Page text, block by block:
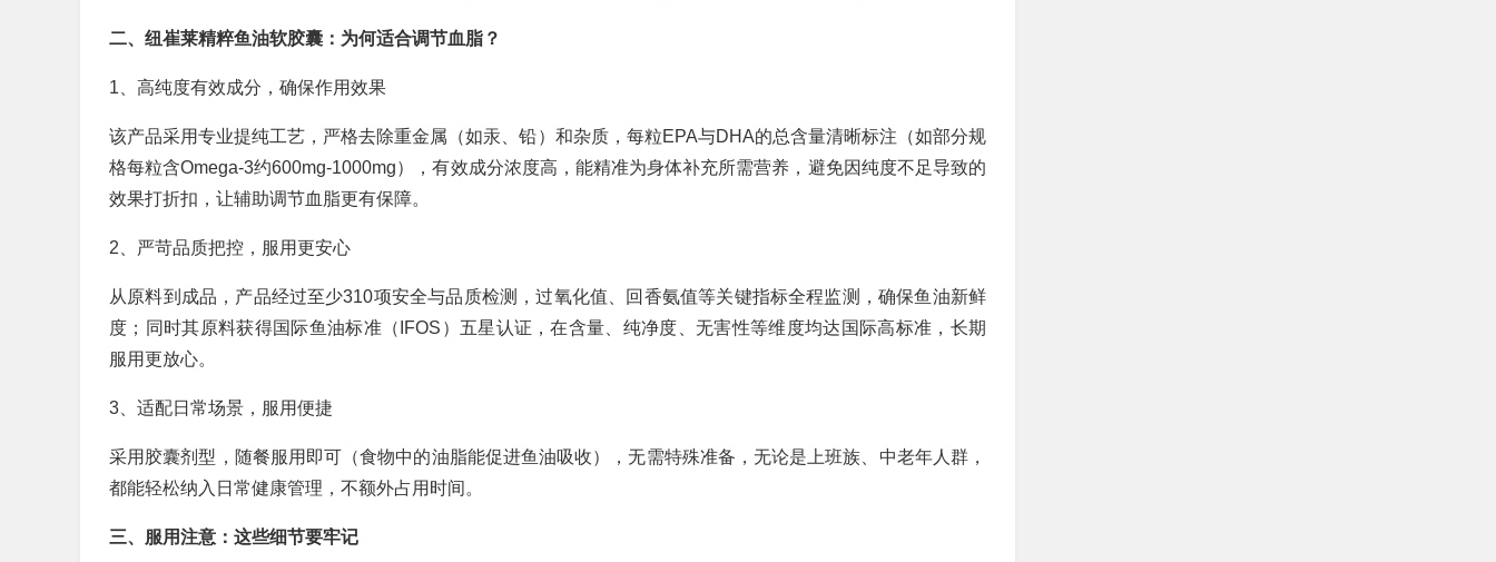
二、纽崔莱精粹鱼油软胶囊：为何适合调节血脂？
1、高纯度有效成分，确保作用效果
该产品采用专业提纯工艺，严格去除重金属（如汞、铅）和杂质，每粒EPA与DHA的总含量清晰标注（如部分规
格每粒含Omega-3约600mg-1000mg），有效成分浓度高，能精准为身体补充所需营养，避免因纯度不足导致的
效果打折扣，让辅助调节血脂更有保障。
2、严苛品质把控，服用更安心
从原料到成品，产品经过至少310项安全与品质检测，过氧化值、回香氨值等关键指标全程监测，确保鱼油新鲜
度；同时其原料获得国际鱼油标准（IFOS）五星认证，在含量、纯净度、无害性等维度均达国际高标准，长期
服用更放心。
3、适配日常场景，服用便捷
采用胶囊剂型，随餐服用即可（食物中的油脂能促进鱼油吸收），无需特殊准备，无论是上班族、中老年人群，
都能轻松纳入日常健康管理，不额外占用时间。
三、服用注意：这些细节要牢记